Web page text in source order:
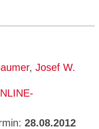
, Josef W.
28.08.2012